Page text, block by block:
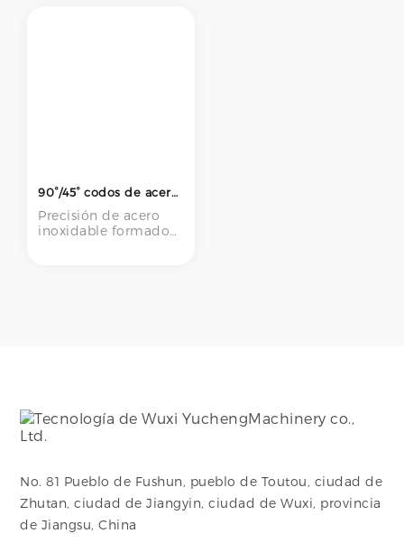
90°/45° codos de acero inoxidable - 304/316L, pulido por espejo, grado sanitario
Precisión de acero
inoxidable formado
No. 81 Pueblo de Fushun, pueblo de Toutou, ciudad de
Zhutan, ciudad de Jiangyin, ciudad de Wuxi, provincia
de Jiangsu, China